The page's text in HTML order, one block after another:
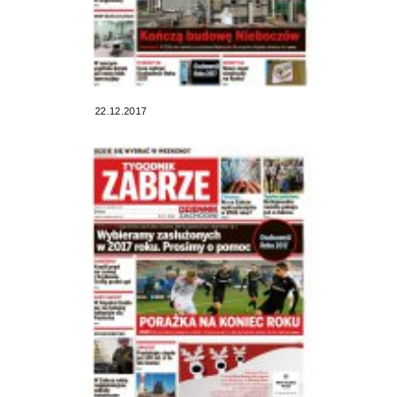
22.12.2017